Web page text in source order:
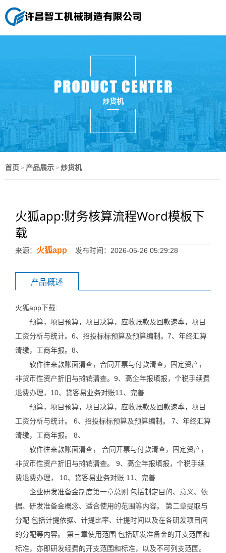
炒货机
首页 > 产品展示 > 炒货机
火狐app:财务核算流程Word模板下
载
来源： 火狐app 发布时间：2026-05-26 05:29:28
产品概述
火狐app下载:
预算，项目预算，项目决算，应收账款及回款速率，项目
工资分析与统计。6、招投标标预算及预算编制。7、年终汇算
清缴，工商年报。8、
软件往来款账面清查，合同开票与付款清查，固定资产，
非货币性资产折旧与摊销清查。9、高企年报填报，个税手续费
退费办理，10、贷客易业务对账11、完善
预算，项目预算，项目决算，应收账款及回款速率，项目
工资分析与统计。 6、招投标标预算及预算编制。 7、年终汇算
清缴，工商年报。 8、
软件往来款账面清查， 合同开票与付款清查，固定资产，
非货币性资产折旧与摊销清查。 9、高企年报填报，个税手续
费退费办理， 10、贷客易业务对账 11、完善
企业研发准备金制度第一章总则 包括制定目的、意义、依
据、研发准备金概念、适合使用的范围等内容。 第二章提取与
分配 包括计提依据、计提比率、计提时间以及在各研发项目间
的分配等内容。 第三章使用范围 包括研发准备金的开支范围和
标准，亦即研发经费的开支范围和标准，以及不可列支范围。